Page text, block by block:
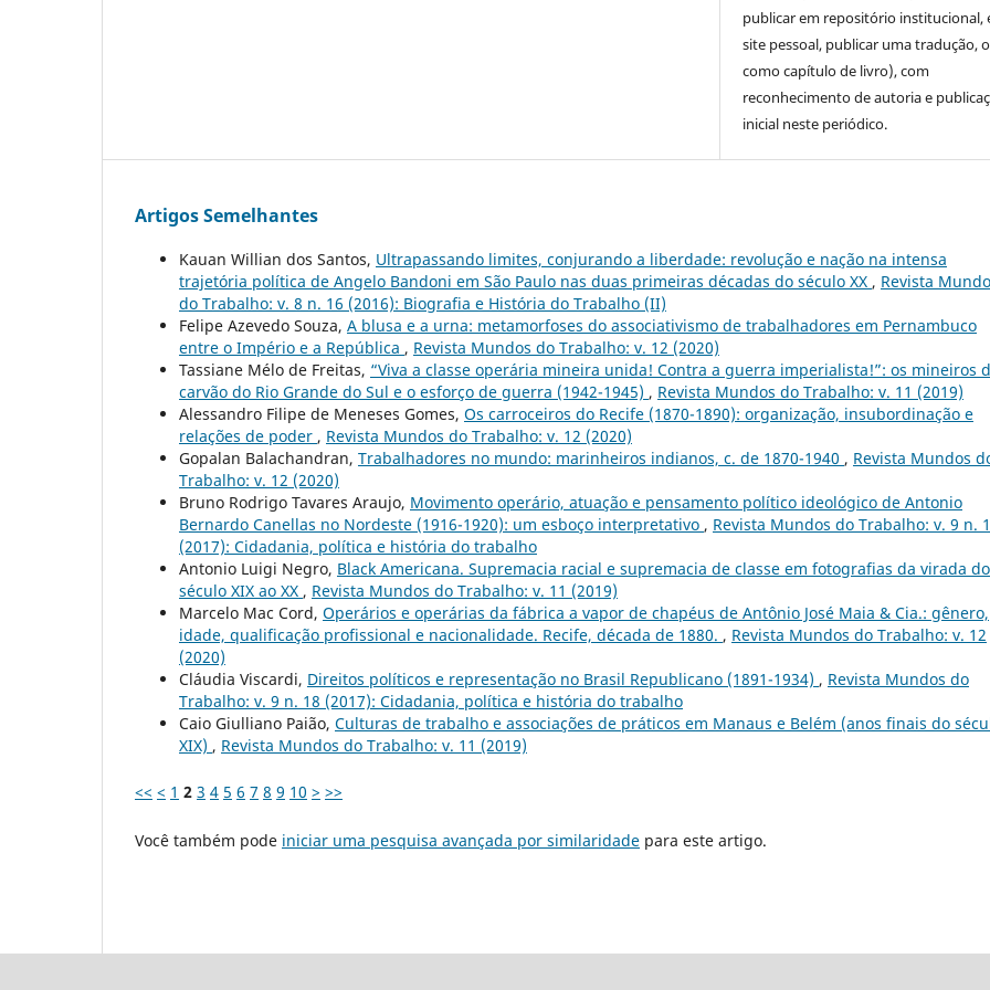
publicar em repositório institucional,
site pessoal, publicar uma tradução,
como capítulo de livro), com
reconhecimento de autoria e
inicial neste periódico.
Artigos Semelhantes
Kauan Willian dos Santos, Ultrapassando limites, conjurando a liberdade: revolução e nação na intensa
trajetória política de Angelo Bandoni em São Paulo nas duas primeiras décadas do século XX , Revista
do Trabalho: v. 8 n. 16 (2016): Biografia e História do Trabalho (II)
Felipe Azevedo Souza, A blusa e a urna: metamorfoses do associativismo de trabalhadores em Pernambuco
entre o Império e a República , Revista Mundos do Trabalho: v. 12 (2020)
Tassiane Mélo de Freitas, “Viva a classe operária mineira unida! Contra a guerra imperialista!”: os mineiros
carvão do Rio Grande do Sul e o esforço de guerra (1942-1945) , Revista Mundos do Trabalho: v. 11 (2019)
Alessandro Filipe de Meneses Gomes, Os carroceiros do Recife (1870-1890): organização, insubordinação e
relações de poder , Revista Mundos do Trabalho: v. 12 (2020)
Gopalan Balachandran, Trabalhadores no mundo: marinheiros indianos, c. de 1870-1940 , Revista Mundos
Trabalho: v. 12 (2020)
Bruno Rodrigo Tavares Araujo, Movimento operário, atuação e pensamento político ideológico de Antonio
Bernardo Canellas no Nordeste (1916-1920): um esboço interpretativo , Revista Mundos do Trabalho: v. 9 n.
(2017): Cidadania, política e história do trabalho
Antonio Luigi Negro, Black Americana. Supremacia racial e supremacia de classe em fotografias da virada do
século XIX ao XX , Revista Mundos do Trabalho: v. 11 (2019)
Marcelo Mac Cord, Operários e operárias da fábrica a vapor de chapéus de Antônio José Maia & Cia.: gênero,
idade, qualificação profissional e nacionalidade. Recife, década de 1880. , Revista Mundos do Trabalho: v. 12
(2020)
Cláudia Viscardi, Direitos políticos e representação no Brasil Republicano (1891-1934) , Revista Mundos do
Trabalho: v. 9 n. 18 (2017): Cidadania, política e história do trabalho
Caio Giulliano Paião, Culturas de trabalho e associações de práticos em Manaus e Belém (anos finais do
XIX) , Revista Mundos do Trabalho: v. 11 (2019)
<< < 1 2 3 4 5 6 7 8 9 10 > >>
Você também pode iniciar uma pesquisa avançada por similaridade para este artigo.